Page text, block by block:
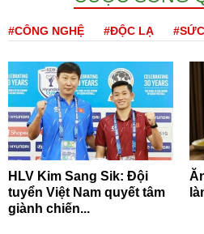
#CÔNG NGHỆ #ĐỘC LẠ
HLV Kim Sang Sik: Đội
tuyển Việt Nam quyết tâm
giành chiến...